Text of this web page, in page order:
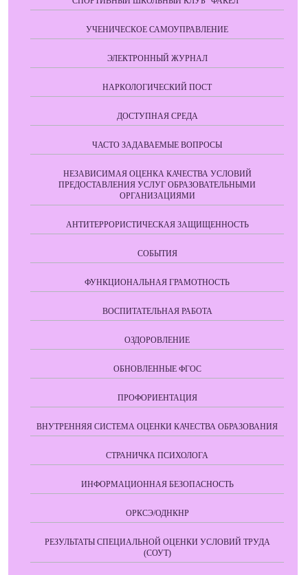
УЧЕНИЧЕСКОЕ САМОУПРАВЛЕНИЕ
ЭЛЕКТРОННЫЙ ЖУРНАЛ
НАРКОЛОГИЧЕСКИЙ ПОСТ
ДОСТУПНАЯ СРЕДА
ЧАСТО ЗАДАВАЕМЫЕ ВОПРОСЫ
НЕЗАВИСИМАЯ ОЦЕНКА КАЧЕСТВА УСЛОВИЙ
ПРЕДОСТАВЛЕНИЯ УСЛУГ ОБРАЗОВАТЕЛЬНЫМИ
ОРГАНИЗАЦИЯМИ
АНТИТЕРРОРИСТИЧЕСКАЯ ЗАЩИЩЕННОСТЬ
СОБЫТИЯ
ФУНКЦИОНАЛЬНАЯ ГРАМОТНОСТЬ
ВОСПИТАТЕЛЬНАЯ РАБОТА
ОЗДОРОВЛЕНИЕ
ОБНОВЛЕННЫЕ ФГОС
ПРОФОРИЕНТАЦИЯ
ВНУТРЕННЯЯ СИСТЕМА ОЦЕНКИ КАЧЕСТВА ОБРАЗОВАНИЯ
СТРАНИЧКА ПСИХОЛОГА
ИНФОРМАЦИОННАЯ БЕЗОПАСНОСТЬ
ОРКСЭ/ОДНКНР
РЕЗУЛЬТАТЫ СПЕЦИАЛЬНОЙ ОЦЕНКИ УСЛОВИЙ ТРУДА
(СОУТ)